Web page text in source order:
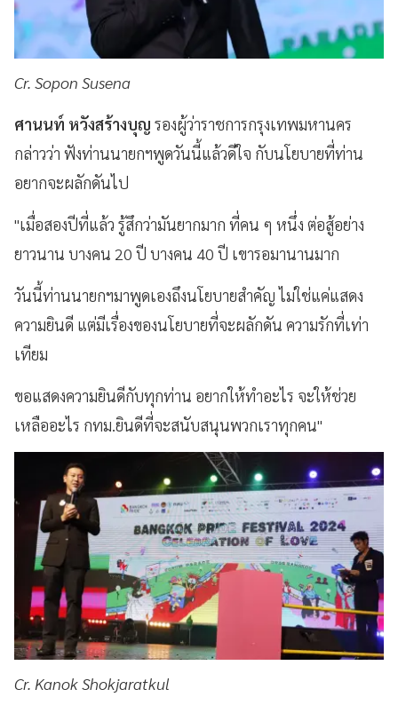
Cr. Sopon Susena
ศานนท์ หวังสร้างบุญ รองผู้ว่าราชการกรุงเทพมหานคร
กล่าวว่า ฟังท่านนายกฯพูดวันนี้แล้วดีใจ กับนโยบายที่ท่าน
อยากจะผลักดันไป
"เมื่อสองปีที่แล้ว รู้สึกว่ามันยากมาก ที่คน ๆ หนึ่ง ต่อสู้อย่าง
ยาวนาน บางคน 20 ปี บางคน 40 ปี เขารอมานานมาก
วันนี้ท่านนายกฯมาพูดเองถึงนโยบายสำคัญ ไม่ใช่แค่แสดง
ความยินดี แต่มีเรื่องของนโยบายที่จะผลักดัน ความรักที่เท่า
เทียม
ขอแสดงความยินดีกับทุกท่าน อยากให้ทำอะไร จะให้ช่วย
เหลืออะไร กทม.ยินดีที่จะสนับสนุนพวกเราทุกคน"
Cr. Kanok Shokjaratkul